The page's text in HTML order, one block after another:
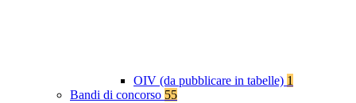
OIV (da pubblicare in tabelle) 1
Bandi di concorso 55